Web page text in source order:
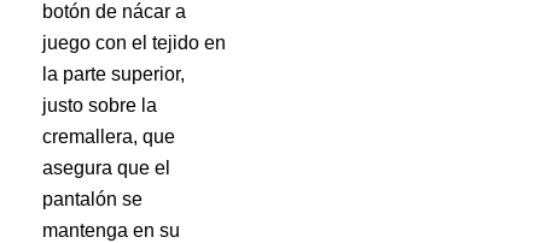
botón de nácar a
juego con el tejido en
la parte superior,
justo sobre la
cremallera, que
asegura que el
pantalón se
mantenga en su